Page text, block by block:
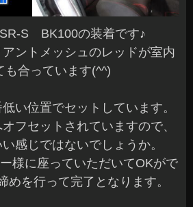
S BK100の装着です♪
ントメッシュのレッドが室内
も合っています(^^)
い位置でセットしています。
フセットされていますので、
感じではないでしょうか。
様に座っていただいてOKがで
めを行って完了となります。